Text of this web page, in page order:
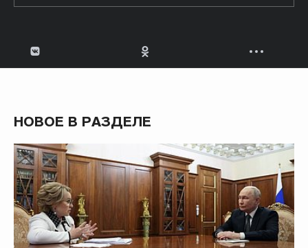
НОВОЕ В РАЗДЕЛЕ